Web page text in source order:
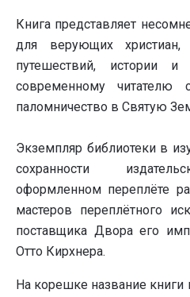
Книга представляет
для верующих
путешествий, истории и
современному читателю
паломничество в Святую
Экземпляр библиотеки в
сохранности
оформленном переплёте
мастеров переплётного
поставщика Двора его
Отто Кирхнера.
На корешке название